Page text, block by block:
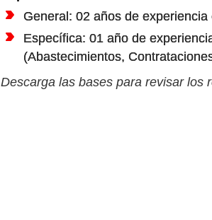
General: 02 años de
Específica: 01 año de
(Abastecimientos,
Descarga las bases para revisar los